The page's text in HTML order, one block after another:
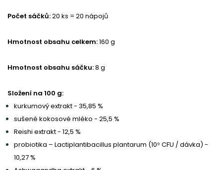
Počet sáčků:20 ks = 20 nápojů
Hmotnost obsahu celkem:160 g
Hmotnost obsahu sáčku:8 g
Složení na 100 g:
kurkumový extrakt - 35,85 %
sušené kokosové mléko - 25,5 %
Reishi extrakt - 12,5 %
probiotika – Lactiplantibacillus plantarum (10⁹ CFU / dávka) -
10,27 %